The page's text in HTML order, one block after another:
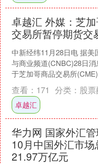
卓越汇 外媒：芝
交易所暂停期货交
中新经纬11月28日电 据美
与商业频道(CNBC)28日
于芝加哥商品交易所
心出现冷却问题，该交易
2....
查看： 171 分类： 股
卓越汇
华力网 国家外汇管
10月中国外汇市场
21.97万亿元